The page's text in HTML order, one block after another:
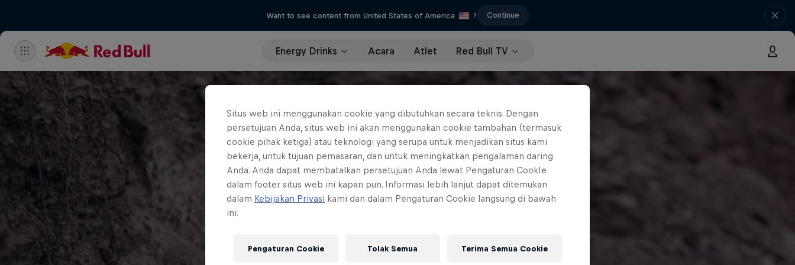
Want to see content from United States of America ? Continue
Energy Drinks Acara Atlet Red Bull TV
Situs web ini menggunakan cookie yang dibutuhkan secara teknis. Dengan
persetujuan Anda, situs web ini akan menggunakan cookie tambahan (termasuk
cookie pihak ketiga) atau teknologi yang serupa untuk menjadikan situs kami
bekerja, untuk tujuan pemasaran, dan untuk meningkatkan pengalaman daring
Anda. Anda dapat membatalkan persetujuan Anda lewat Pengaturan CookIe
dalam footer situs web ini kapan pun. Informasi lebih lanjut dapat ditemukan
dalam Kebijakan Privasi kami dan dalam Pengaturan Cookie langsung di bawah
ini.
Pengaturan Cookie Tolak Semua Terima Semua Cookie